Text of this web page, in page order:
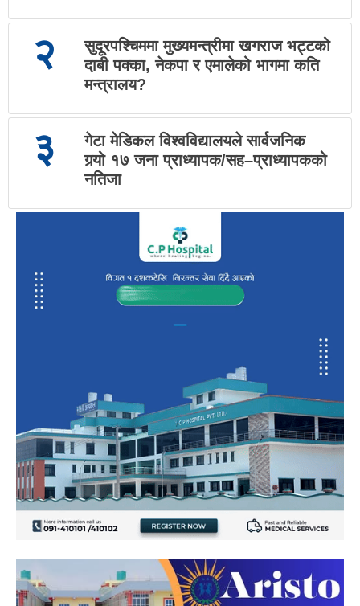
२
सुदूरपश्चिममा मुख्यमन्त्रीमा खगराज भट्टको
दाबी पक्का, नेकपा र एमालेको भागमा कति
मन्त्रालय?
३
गेटा मेडिकल विश्वविद्यालयले सार्वजनिक
गर्‍यो १७ जना प्राध्यापक/सह–प्राध्यापकको
नतिजा